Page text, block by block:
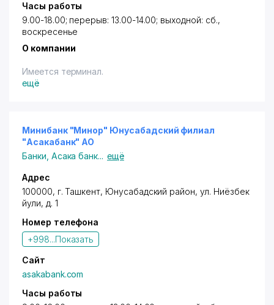
Часы работы
9.00-18.00; перерыв: 13.00-14.00; выходной: сб.,
воскресенье
О компании
Имеется терминал.
ещё
Минибанк "Минор" Юнусабадский филиал
"Асакабанк" АО
Банки Асака банк... ещё
Адрес
100000, г. Ташкент, Юнусабадский район,ул. Ниёзбек
йули, д. 1
Номер телефона
+998...Показать
Сайт
asakabank.com
Часы работы